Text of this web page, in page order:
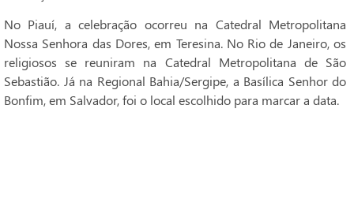
No Piauí, a celebração ocorreu na Catedral Metropolitana
Nossa Senhora das Dores, em Teresina. No Rio de Janeiro, os
religiosos se reuniram na Catedral Metropolitana de São
Sebastião. Já na Regional Bahia/Sergipe, a Basílica Senhor do
Bonfim, em Salvador, foi o local escolhido para marcar a data.